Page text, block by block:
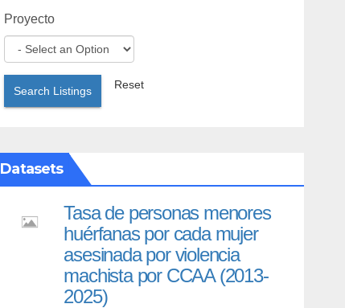
Proyecto
Search Listings Reset
Datasets
Tasa de personas menores
huérfanas por cada mujer
asesinada por violencia
machista por CCAA (2013-
2025)